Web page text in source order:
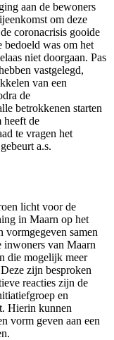
aan de bewoners
om deze
coronacrisis gooide
bedoeld was om het
niet doorgaan. Pas
vastgelegd,
van een
de
betrokkenen starten
heeft de
te vragen het
a.s.
licht voor de
in Maarn op het
vormgegeven samen
inwoners van Maarn
die mogelijk meer
zijn besproken
reacties zijn de
en
Hierin kunnen
vorm geven aan een